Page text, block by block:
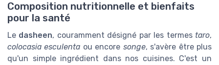
Composition nutritionnelle et bienfaits
pour la santé
Le dasheen, couramment désigné par les termes taro,
colocasia esculenta ou encore songe, s'avère être plus
qu'un simple ingrédient dans nos cuisines. C'est un